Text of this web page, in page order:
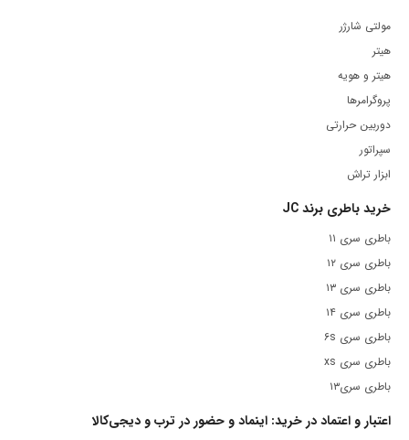
مولتی شارژر
هیتر
هیتر و هویه
پروگرامرها
دوربین حرارتی
سپراتور
ابزار تراش
خرید باطری برند JC
باطری سری ۱۱
باطری سری ۱۲
باطری سری ۱۳
باطری سری ۱۴
باطری سری ۶s
باطری سری xs
باطری سری۱۳
اعتبار و اعتماد در خرید: اینماد و حضور در ترب و دیجی‌کالا